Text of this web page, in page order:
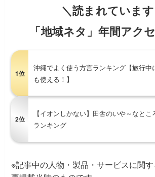
＼読まれていま
「地域ネタ」年間アク
1位
沖縄でよく使う方言ランキング【旅行中
も使える！】
2位
【イオンしかない】田舎のいや～なとこ
ランキング
※記事中の人物・製品・サービスに関